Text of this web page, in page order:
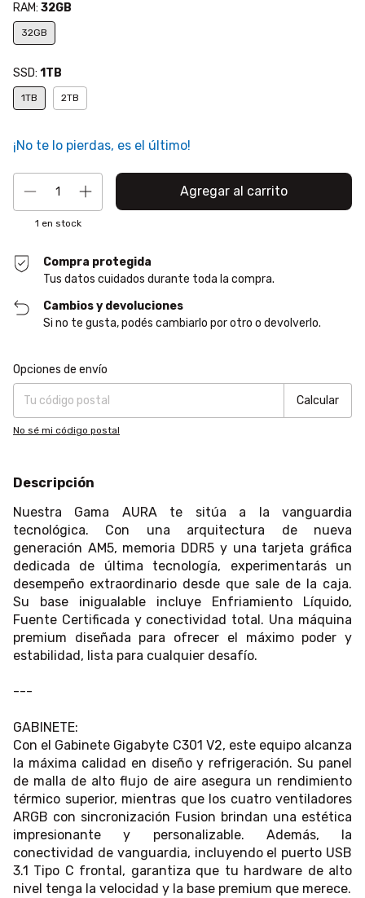
RAM: 32GB
32GB
SSD: 1TB
1TB 2TB
¡No te lo pierdas, es el último!
1 en stock
Compra protegida
Tus datos cuidados durante toda la compra.
Cambios y devoluciones
Si no te gusta, podés cambiarlo por otro o devolverlo.
Entregas para el CP:
Opciones de envío
Calcular
No sé mi código postal
Descripción
Nuestra Gama AURA te sitúa a la vanguardia
tecnológica. Con una arquitectura de nueva
generación AM5, memoria DDR5 y una tarjeta gráfica
dedicada de última tecnología, experimentarás un
desempeño extraordinario desde que sale de la caja.
Su base inigualable incluye Enfriamiento Líquido,
Fuente Certificada y conectividad total. Una máquina
premium diseñada para ofrecer el máximo poder y
estabilidad, lista para cualquier desafío.
---
GABINETE:
Con el Gabinete Gigabyte C301 V2, este equipo alcanza
la máxima calidad en diseño y refrigeración. Su panel
de malla de alto flujo de aire asegura un rendimiento
térmico superior, mientras que los cuatro ventiladores
ARGB con sincronización Fusion brindan una estética
impresionante y personalizable. Además, la
conectividad de vanguardia, incluyendo el puerto USB
3.1 Tipo C frontal, garantiza que tu hardware de alto
nivel tenga la velocidad y la base premium que merece.